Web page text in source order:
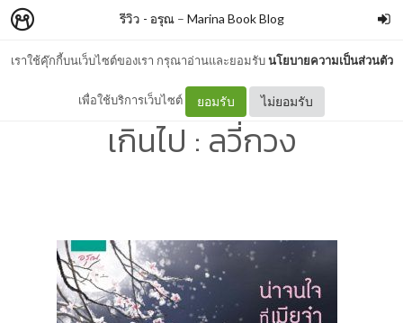
เราใช้คุ๊กกี้บนเว็บไซต์ของเรา กรุณาอ่านและยอมรับนโยบายความเป็นส่วนตัว
เพื่อใช้บริการเว็บไซต์ ยอมรับ ไม่ยอมรับ
รีวิว - อรุณ– Marina Book Blog
รีวิว - น่าจนใจที่เมียจ๋าน่ารัก
เกินไป : ลวี่กวง